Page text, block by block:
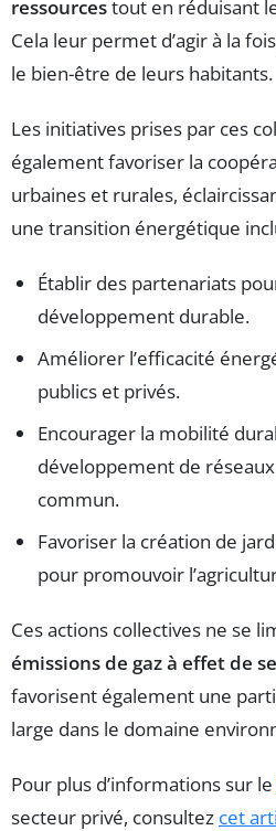
ressourcestout en réduisant
Cela leur permet d’agir à la
le bien-être de leurs habitants.
Les initiatives prises par ces
également favoriser la
urbaines et rurales,
une transition énergétique
Établir des partenariats
développement durable.
Améliorer l’efficacité
publics et privés.
Encourager la mobilité
développement de
commun.
Favoriser la création de
pour promouvoir
Ces actions collectives ne se
émissions de gaz à effet de
favorisent également une
large dans le domaine
Pour plus d’informations sur le
secteur privé, consultez cet